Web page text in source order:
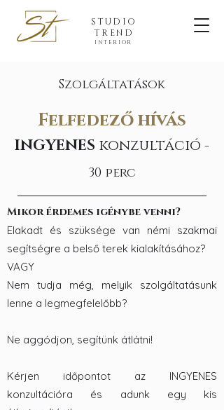
STUDIO
TREND
INTERIOR
Szolgáltatások
Felfedező hívás
INGYENES konzultáció -
30 perc
Mikor érdemes igénybe venni?
Elakadt és szüksége van némi szakmai
segítségre a belső terek kialakításához?
VAGY
Nem tudja még, melyik szolgáltatásunk
lenne a legmegfelelőbb?
Ne aggódjon, segítünk átlátni!
Kérjen időpontot az INGYENES
konzultációra és adunk egy kis